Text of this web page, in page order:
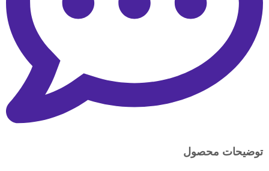
توضیحات محصول